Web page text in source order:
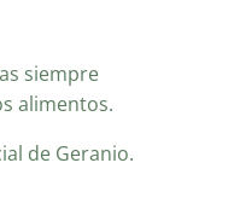
siempre
alimentos.
de Geranio.